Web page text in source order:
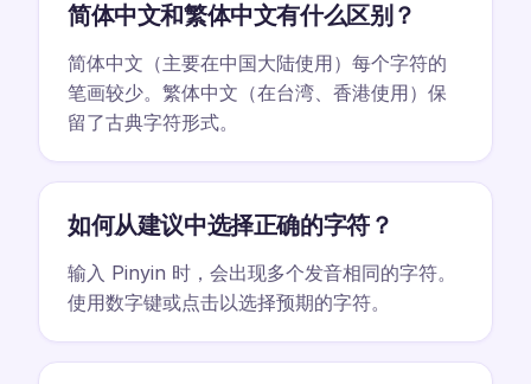
简体中文和繁体中文有什么区别？
简体中文（主要在中国大陆使用）每个字符的
笔画较少。繁体中文（在台湾、香港使用）保
留了古典字符形式。
如何从建议中选择正确的字符？
输入 Pinyin 时，会出现多个发音相同的字符。
使用数字键或点击以选择预期的字符。